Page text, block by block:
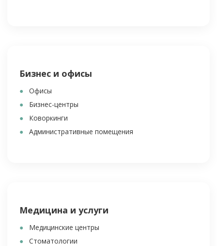
Бизнес и офисы
Офисы
Бизнес-центры
Коворкинги
Административные помещения
Медицина и услуги
Медицинские центры
Стоматологии